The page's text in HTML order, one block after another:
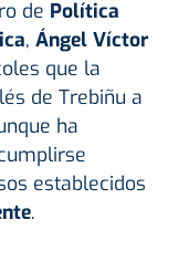
de Política
, Ángel Víctor
que la
de Trebiñu a
ha
establecidos
.